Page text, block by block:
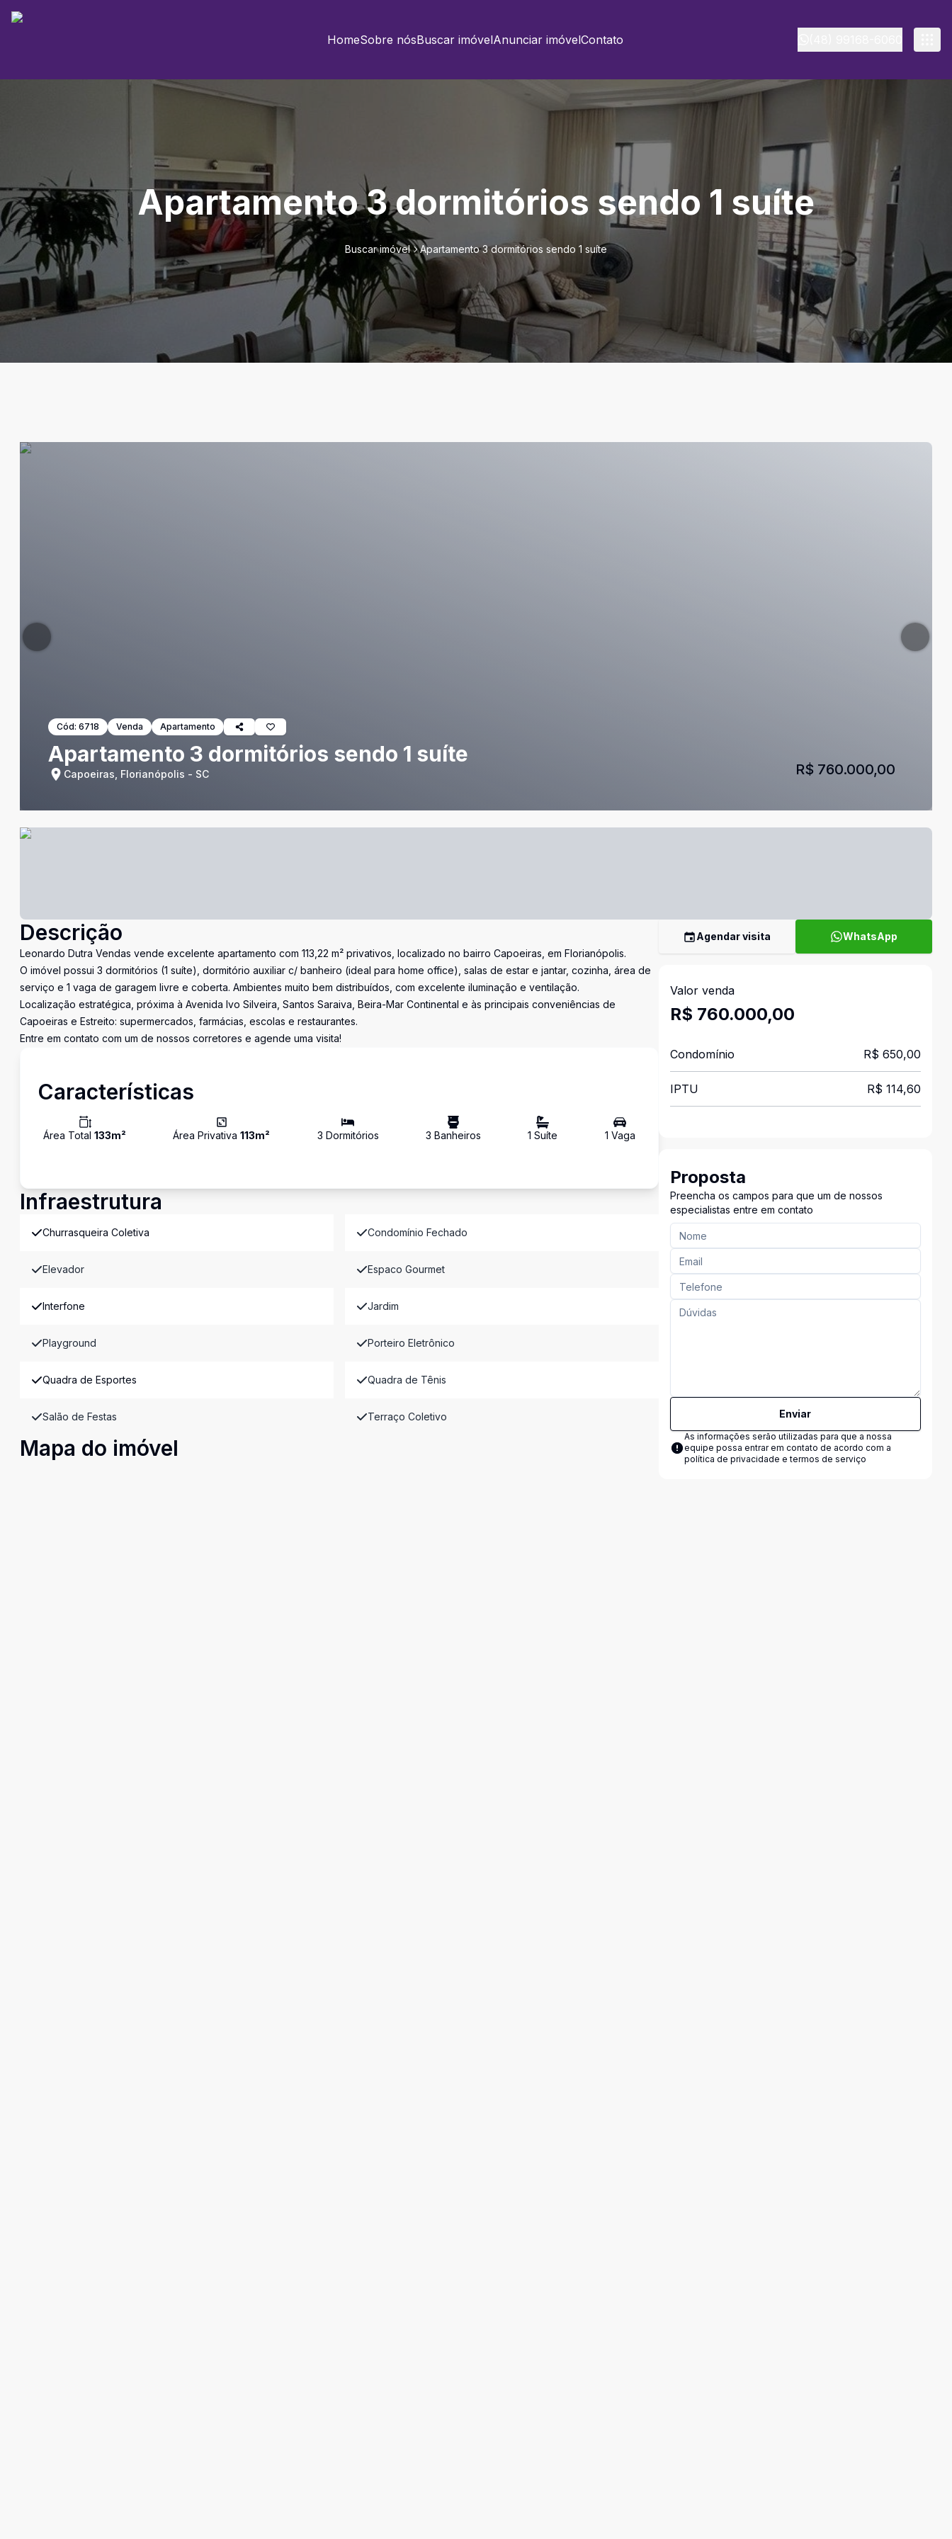
HomeSobre nósBuscar imóvelAnunciar imóvelContato
Apartamento 3 dormitórios sendo 1 suíte
Buscar imóvel Apartamento 3 dormitórios sendo 1 suíte
Cód: 6718 Venda Apartamento
Apartamento 3 dormitórios sendo 1 suíte
Capoeiras, Florianópolis - SC R$ 760.000,00
Descrição
Leonardo Dutra Vendas vende excelente apartamento com 113,22 m² privativos, localizado no bairro Capoeiras, em Florianópolis.
O imóvel possui 3 dormitórios (1 suíte), dormitório auxiliar c/ banheiro (ideal para home office), salas de estar e jantar, cozinha, área de
serviço e 1 vaga de garagem livre e coberta. Ambientes muito bem distribuídos, com excelente iluminação e ventilação.
Localização estratégica, próxima à Avenida Ivo Silveira, Santos Saraiva, Beira-Mar Continental e às principais conveniências de
Capoeiras e Estreito: supermercados, farmácias, escolas e restaurantes.
Entre em contato com um de nossos corretores e agende uma visita!
Características
Área Total 133m² Área Privativa113m² 3 Dormitórios 3 Banheiros 1 Suíte 1 Vaga
Infraestrutura
Churrasqueira Coletiva Condomínio Fechado
Elevador Espaco Gourmet
Interfone Jardim
Playground Porteiro Eletrônico
Quadra de Esportes Quadra de Tênis
Salão de Festas Terraço Coletivo
Mapa do imóvel
Agendar visita WhatsApp
Valor venda
R$ 760.000,00
Condomínio R$ 650,00
IPTU R$ 114,60
Proposta
Preencha os campos para que um de nossos
especialistas entre em contato
Enviar
As informações serão utilizadas para que a nossa
equipe possa entrar em contato de acordo com a
política de privacidade e termos de serviço